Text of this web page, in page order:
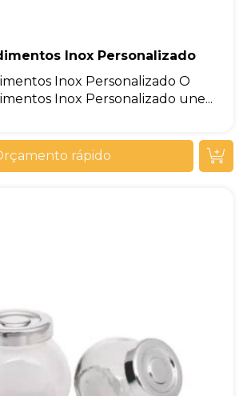
Inox Personalizado
Inox Personalizado O
Inox Personalizado une...
rápido